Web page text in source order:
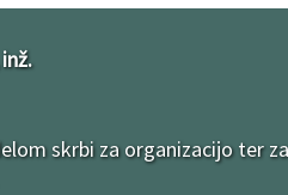
skrbi za organizacijo ter